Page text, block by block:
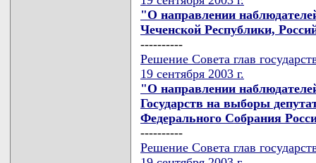
"О направлении
Чеченской Республики,
----------
Решение Совета глав
19 сентября 2003 г.
"О направлении
Государств на выборы
Федерального Собрания
----------
Решение Совета глав